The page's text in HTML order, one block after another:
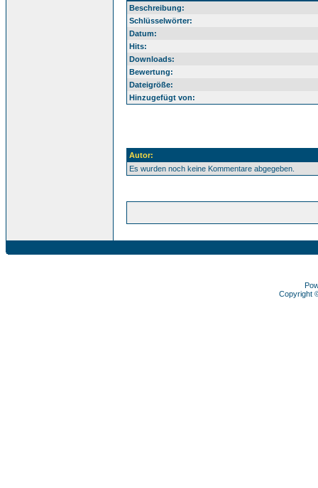
Beschreibung:
Schlüsselwörter:
Datum:
Hits:
Downloads:
Bewertung:
Dateigröße:
Hinzugefügt von:
Autor:
Es wurden noch keine Kommentare abgegeben.
Copyright